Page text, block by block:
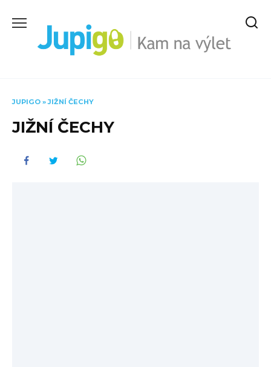
JUPIGO »JIŽNÍ ČECHY
JIŽNÍ ČECHY